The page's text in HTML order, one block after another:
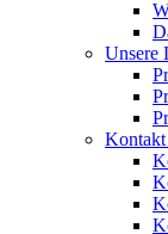
Unsere
Kontakt